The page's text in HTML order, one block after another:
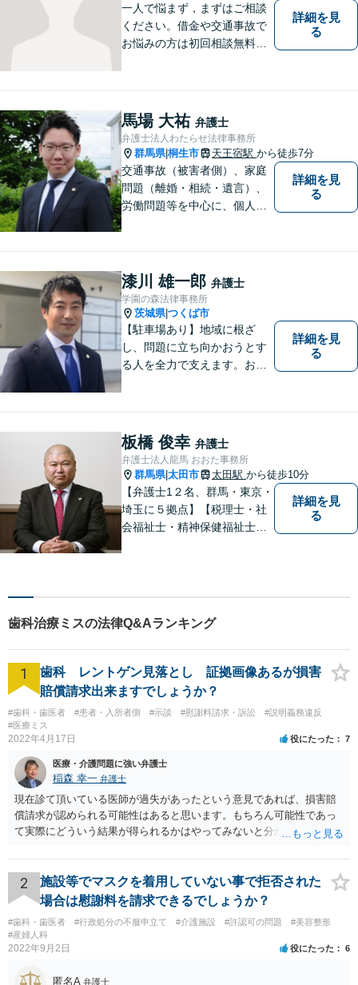
一人で悩まず，まずはご相談
ください。借金や交通事故で
お悩みの方は初回相談無料で
詳細を見
る
馬場 大祐 弁護士
弁護士法人わたらせ法律事務所
群馬県|桐生市 天王宿駅 から徒歩7分
交通事故（被害者側）、家庭
問題（離婚・相続・遺言）、
労働問題等を中心に、個人・
もご満足いただける質の高い
サービスを日々心がけていま
す。
詳細を見
る
漆川 雄一郎 弁護士
学園の森法律事務所
茨城県|つくば市
【駐車場あり】地域に根ざ
し、問題に立ち向かおうとす
る人を全力で支えます。お困
詳細を見
る
板橋 俊幸 弁護士
弁護士法人龍馬 おおた事務所
群馬県|太田市 太田駅 から徒歩10分
【弁護士1２名、群馬・東京・
埼玉に５拠点】【税理士・社
会福祉士・精神保健福祉士が
能】
詳細を見
る
歯科治療ミスの法律Q&Aランキング
1
歯科 レントゲン見落とし 証拠画像あるが損害
賠償請求出来ますでしょうか？
#歯科・歯医者 #患者・入所者側 #示談 #慰謝料請求・訴訟
#説明義務違反
#医療ミス
2022年4月17日 役にたった 7
医療・介護問題に強い弁護士
稲森 幸一 弁護士
現在診て頂いている医師が過失があったという意見であれば、損害賠
償請求が認められる可能性はあると思います。もちろん可能性であっ
て実際にどういう結果が得られるかはやってみないと分かりません
療費や精神的苦痛を受けた分の慰謝料や仕事に影響があれば休業損害
などが考えられます。 頑張ってください。
2
施設等でマスクを着用していない事で拒否された
場合は慰謝料を請求できるでしょうか？
#歯科・歯医者 #行政処分の不服申立て #介護施設 #許認可の問題
#美容整形
#産婦人科
2022年9月2日 役にたった 6
匿名A 弁護士